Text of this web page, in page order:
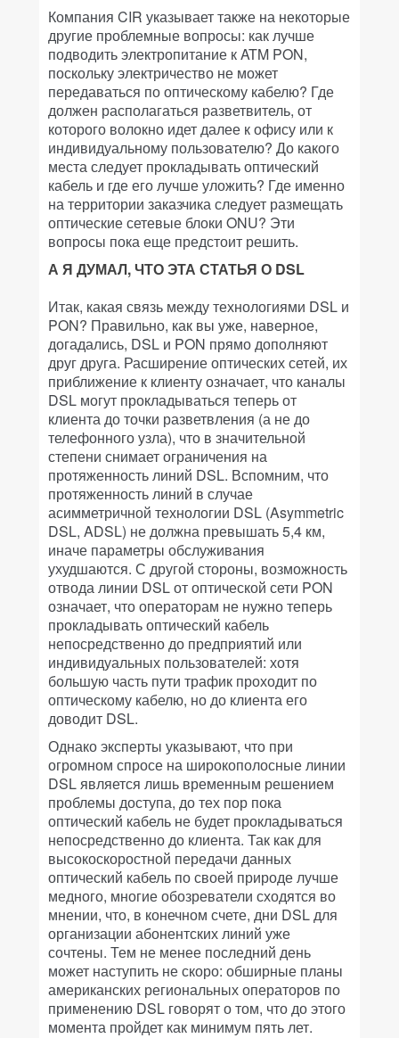
Компания CIR указывает также на некоторые
другие проблемные вопросы: как лучше
подводить электропитание к ATM PON,
поскольку электричество не может
передаваться по оптическому кабелю? Где
должен располагаться разветвитель, от
которого волокно идет далее к офису или к
индивидуальному пользователю? До какого
места следует прокладывать оптический
кабель и где его лучше уложить? Где именно
на территории заказчика следует размещать
оптические сетевые блоки ONU? Эти
вопросы пока еще предстоит решить.
А Я ДУМАЛ, ЧТО ЭТА СТАТЬЯ О DSL
Итак, какая связь между технологиями DSL и
PON? Правильно, как вы уже, наверное,
догадались, DSL и PON прямо дополняют
друг друга. Расширение оптических сетей, их
приближение к клиенту означает, что каналы
DSL могут прокладываться теперь от
клиента до точки разветвления (а не до
телефонного узла), что в значительной
степени снимает ограничения на
протяженность линий DSL. Вспомним, что
протяженность линий в случае
асимметричной технологии DSL (Asymmetric
DSL, ADSL) не должна превышать 5,4 км,
иначе параметры обслуживания
ухудшаются. С другой стороны, возможность
отвода линии DSL от оптической сети PON
означает, что операторам не нужно теперь
прокладывать оптический кабель
непосредственно до предприятий или
индивидуальных пользователей: хотя
большую часть пути трафик проходит по
оптическому кабелю, но до клиента его
доводит DSL.
Однако эксперты указывают, что при
огромном спросе на широкополосные линии
DSL является лишь временным решением
проблемы доступа, до тех пор пока
оптический кабель не будет прокладываться
непосредственно до клиента. Так как для
высокоскоростной передачи данных
оптический кабель по своей природе лучше
медного, многие обозреватели сходятся во
мнении, что, в конечном счете, дни DSL для
организации абонентских линий уже
сочтены. Тем не менее последний день
может наступить не скоро: обширные планы
американских региональных операторов по
применению DSL говорят о том, что до этого
момента пройдет как минимум пять лет.